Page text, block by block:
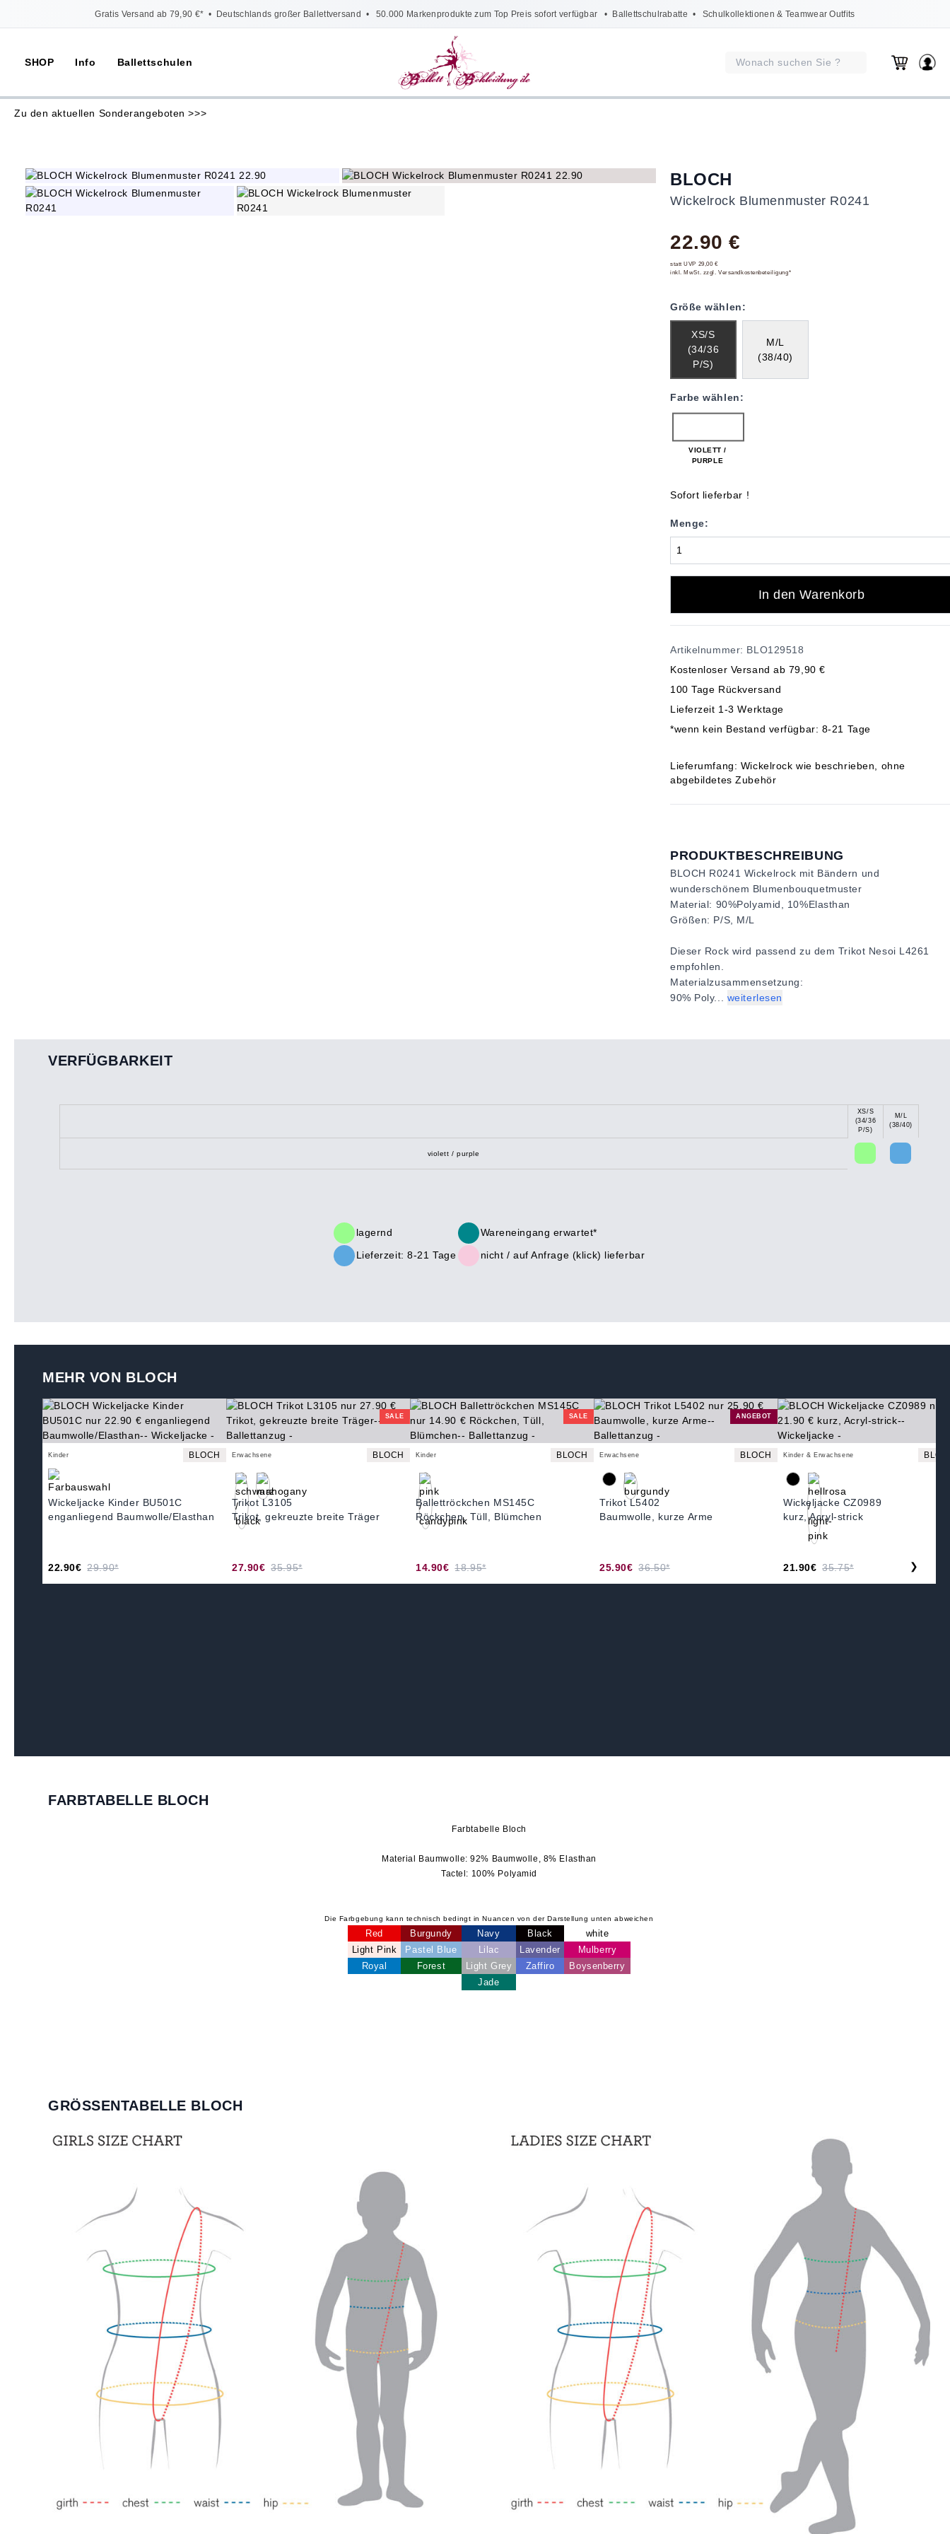
Gratis Versand ab 79,90 €* • Deutschlands großer Ballettversand • 50.000 Markenprodukte zum Top Preis sofort verfügbar • Ballettschulrabatte • Schulkollektionen & Teamwear Outfits
SHOP Info Ballettschulen
Zu den aktuellen Sonderangeboten >>>
BLOCH
Wickelrock Blumenmuster R0241
22.90 €
statt UVP 29,00 €
inkl. MwSt. zzgl. Versandkostenbeteiligung*
Größe wählen:
XS/S
(34/36
P/S)
M/L
(38/40)
Farbe wählen:
VIOLETT /
PURPLE
Sofort lieferbar !
Menge:
In den Warenkorb
Artikelnummer: BLO129518
Kostenloser Versand ab 79,90 €
100 Tage Rückversand
Lieferzeit 1-3 Werktage
*wenn kein Bestand verfügbar: 8-21 Tage
Lieferumfang: Wickelrock wie beschrieben, ohne
abgebildetes Zubehör
PRODUKTBESCHREIBUNG
BLOCH R0241 Wickelrock mit Bändern und
wunderschönem Blumenbouquetmuster
Material: 90%Polyamid, 10%Elasthan
Größen: P/S, M/L
Dieser Rock wird passend zu dem Trikot Nesoi L4261
empfohlen.
Materialzusammensetzung:
90% Poly... weiterlesen
VERFÜGBARKEIT
XS/S
(34/36
P/S)
M/L
(38/40)
violett / purple
lagernd
Wareneingang erwartet*
Lieferzeit: 8-21 Tage
nicht / auf Anfrage (klick) lieferbar
MEHR VON BLOCH
Kinder BLOCH
Wickeljacke Kinder BU501C
enganliegend Baumwolle/Elasthan
22.90€ 29.90*
SALE
Erwachsene BLOCH
Trikot L3105
Trikot, gekreuzte breite Träger
27.90€ 35.95*
SALE
Kinder BLOCH
Ballettröckchen MS145C
Röckchen, Tüll, Blümchen
14.90€ 18.95*
ANGEBOT
Erwachsene BLOCH
Trikot L5402
Baumwolle, kurze Arme
25.90€ 36.50*
Kinder & Erwachsene
Wickeljacke CZ0989
kurz, Acryl-strick
21.90€ 35.75* ❯
FARBTABELLE BLOCH
Farbtabelle Bloch
Material Baumwolle: 92% Baumwolle, 8% Elasthan
Tactel: 100% Polyamid
Die Farbgebung kann technisch bedingt in Nuancen von der Darstellung unten abweichen
Red Burgundy Navy Black
white
Light Pink
Pastel Blue Lilac Lavender
Mulberry
Royal
Forest Light Grey Zaffiro
Boysenberry
Jade
GRÖSSENTABELLE BLOCH